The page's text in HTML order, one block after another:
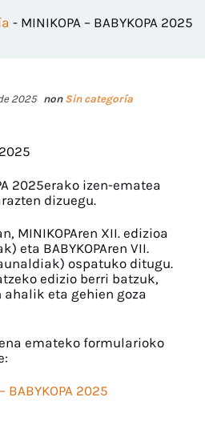
- MINIKOPA – BABYKOPA 2025
2025 non Sin categoría
2025erako izen-ematea
dizuegu.
MINIKOPAren XII. edizioa
eta BABYKOPAren VII.
ospatuko ditugu.
edizio berri batzuk,
eta gehien goza
emateko formularioko
BABYKOPA 2025